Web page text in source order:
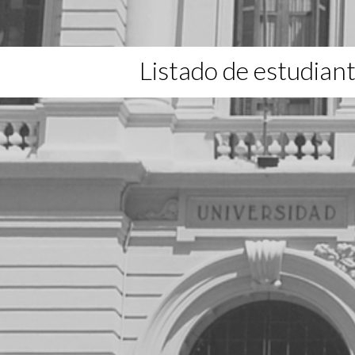
Listado de